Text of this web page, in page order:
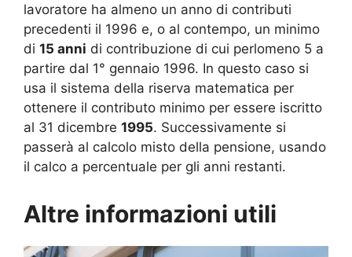
lavoratore ha almeno un anno di contributi
precedenti il 1996 e, o al contempo, un minimo
di 15 anni di contribuzione di cui perlomeno 5 a
partire dal 1° gennaio 1996. In questo caso si
usa il sistema della riserva matematica per
ottenere il contributo minimo per essere iscritto
al 31 dicembre 1995. Successivamente si
passerà al calcolo misto della pensione, usando
il calco a percentuale per gli anni restanti.
Altre informazioni utili